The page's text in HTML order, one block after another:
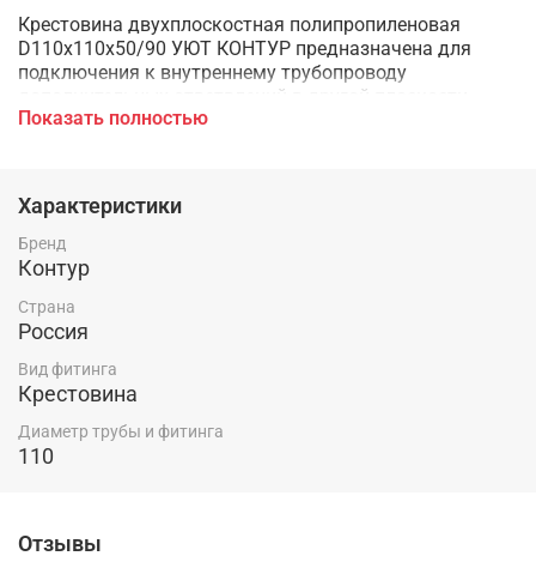
Крестовина двухплоскостная полипропиленовая
D110х110х50/90 УЮТ КОНТУР предназначена для
подключения к внутреннему трубопроводу
дополнительных ответвлений в другой плоскости
Показать полностью
Характеристики
Бренд
Контур
Страна
Россия
Вид фитинга
Крестовина
Диаметр трубы и фитинга
110
Отзывы